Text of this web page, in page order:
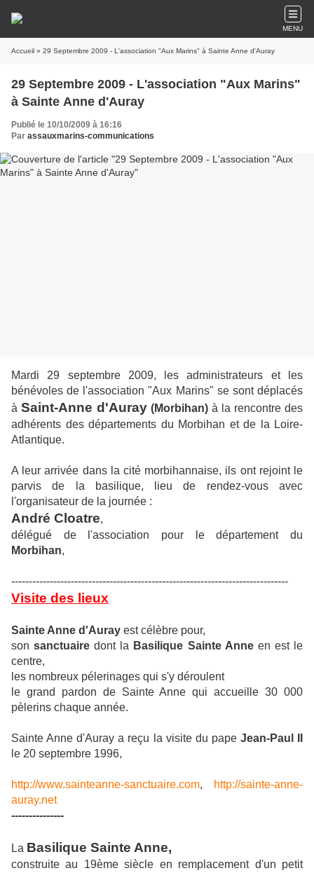
MENU
Accueil » 29 Septembre 2009 - L'association "Aux Marins" à Sainte Anne d'Auray
29 Septembre 2009 - L'association "Aux Marins"
à Sainte Anne d'Auray
Publié le 10/10/2009 à 16:16
Par assauxmarins-communications
Mardi 29 septembre 2009, les administrateurs et les
bénévoles de l'association "Aux Marins" se sont déplacés
à Saint-Anne d'Auray (Morbihan) à la rencontre des
adhérents des départements du Morbihan et de la Loire-
Atlantique.
A leur arrivée dans la cité morbihannaise, ils ont rejoint le
parvis de la basilique, lieu de rendez-vous avec
l'organisateur de la journée :
André Cloatre,
délégué de l'association pour le département du
Morbihan,
-------------------------------------------------------------------------------
Visite des lieux
Sainte Anne d'Auray est célèbre pour,
sonsanctuaire dont la Basilique Sainte Anneen est le
centre,
les nombreux pélerinages qui s'y déroulent
le grand pardon de Sainte Anne qui accueille 30 000
pèlerins chaque année.
Sainte Anne d'Auray a reçu la visite du pape Jean-Paul II
le 20 septembre 1996,
http://www.sainteanne-sanctuaire.com,
http://sainte-anne-
auray.net
---------------
La Basilique Sainte Anne,
construite au 19ème siècle en remplacement d'un petit